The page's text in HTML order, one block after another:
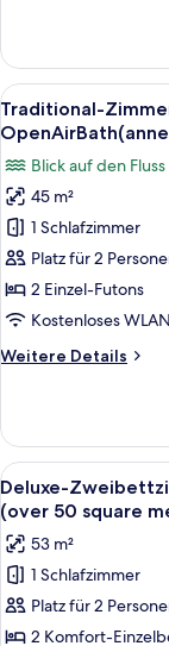
Alle
Fotos
für
Traditional-
Zimmer,
Nichtraucher
(JapaneseStyle
with
5
Traditional-
Blick auf den Fluss
45 m²
1 Schlafzimmer
Platz für 2
2 Einzel-Futons
Kostenloses WLAN
Weitere Details
Weitere
Zimmer,
Nichtraucher
(JapaneseStyle
with
OpenAirBath(annex))
Alle
Fotos
für
Deluxe-
Zweibettzimmer,
2 Schlafzimmer,
Nichtraucher
6
Deluxe-
(over 50 square
53 m²
1 Schlafzimmer
Platz für 2
2 Komfort-